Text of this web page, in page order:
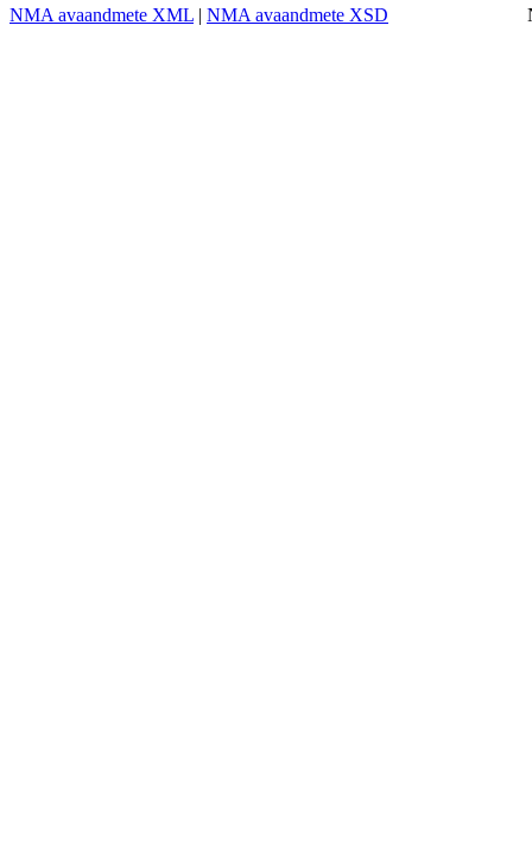
NMA avaandmete XML | NMA avaandmete XSD